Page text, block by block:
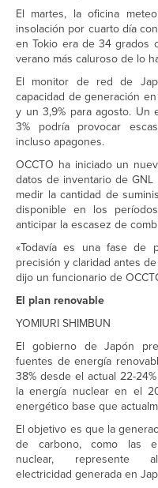
El martes, la oficina
insolación por cuarto día
en Tokio era de 34 grados
verano más caluroso de lo
El monitor de red de
capacidad de generación
y un 3,9% para agosto. Un
3% podría provocar
incluso apagones.
OCCTO ha iniciado un
datos de inventario de
medir la cantidad de
disponible en los
anticipar la escasez de
«Todavía es una fase de
precisión y claridad antes
dijo un funcionario de
El plan renovable
YOMIURI SHIMBUN
El gobierno de Japón
fuentes de energía
38% desde el actual 22-
la energía nuclear en el
energético base que
El objetivo es que la
de carbono, como las
nuclear,
electricidad generada en